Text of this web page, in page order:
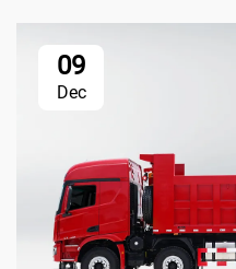
09
Dec